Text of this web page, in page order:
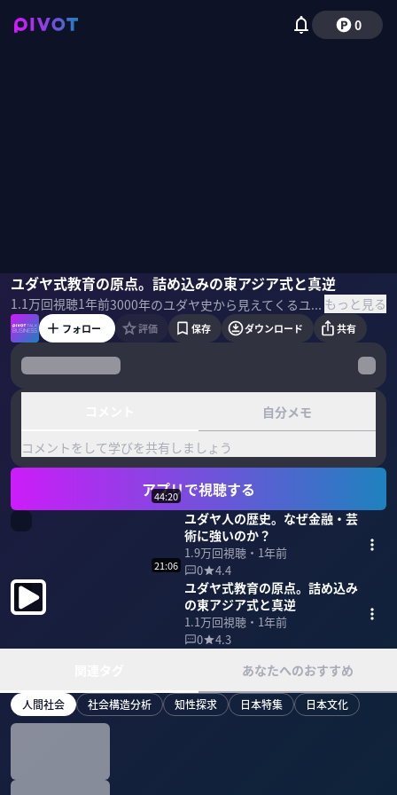
0
ユダヤ式教育の原点。詰め込みの東アジア式と真逆
1.1万回視聴1年前 3000年のユダヤ史から見えてくるユダヤ人の原点や特徴とは何か？なぜ金融や・芸術に長けているのか？世界での影響力が強いのか？『ユダヤ人の歴史』の著者で、東京大学教授の鶴見太郎氏に聞いた。 ＜ゲスト＞ 鶴見 太郎｜東京大学准教授 東京大学大学院総合文化研究科博士課程修了。日本学術振興会特別研究員、エルサレム・ヘブライ大学大学客員研究員、ニューヨーク大学大学客員研究員、埼玉大学准教授などを経て、現職。 ＜参考書籍＞ 『ユダヤ人の歴史』 ※このリンクはAmazonアソシエイトリンクを使用しています もっと見る
鶴見太郎佐々木紀彦
フォロー 評価 保存 ダウンロード 共有
自分メモ
コメントをして学びを共有しましょう
アプリで視聴する
44:20
ユダヤ人の歴史。なぜ金融・芸
術に強いのか？
1.9万回視聴・ 1年前
0
4.4
21:06
ユダヤ式教育の原点。詰め込み
の東アジア式と真逆
1.1万回視聴・ 1年前
0
4.3
あなたへのおすすめ
人間社会 社会構造分析 知性探求 日本特集 日本文化